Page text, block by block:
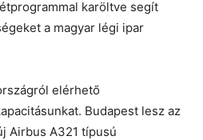
karöltve segít
a magyar légi ipar
elérhető
Budapest lesz az
Airbus A321 típusú